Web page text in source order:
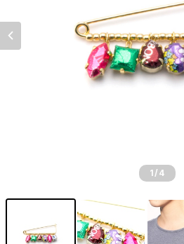
1 /4